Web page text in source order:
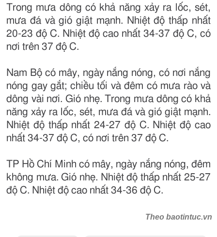
Trong mưa dông có khả năng xảy ra lốc, sét,
mưa đá và gió giật mạnh. Nhiệt độ thấp nhất
20-23 độ C. Nhiệt độ cao nhất 34-37 độ C, có
nơi trên 37 độ C.
Nam Bộ có mây, ngày nắng nóng, có nơi nắng
nóng gay gắt; chiều tối và đêm có mưa rào và
dông vài nơi. Gió nhẹ. Trong mưa dông có khả
năng xảy ra lốc, sét, mưa đá và gió giật mạnh.
Nhiệt độ thấp nhất 24-27 độ C. Nhiệt độ cao
nhất 34-37 độ C, có nơi trên 37 độ C.
TP Hồ Chí Minh có mây, ngày nắng nóng, đêm
không mưa. Gió nhẹ. Nhiệt độ thấp nhất 25-27
độ C. Nhiệt độ cao nhất 34-36 độ C.
Theo baotintuc.vn